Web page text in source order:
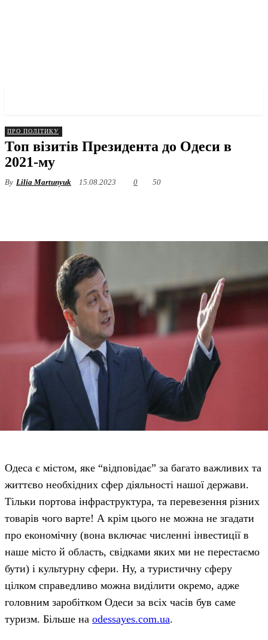
ПРО ПОЛІТИКУ
Топ візитів Президента до Одеси в
2021-му
By Lilia Martunyuk 15.08.2023 0 50
Одеса є містом, яке “відповідає” за багато важливих та
життєво необхідних сфер діяльності нашої держави.
Тільки портова інфраструктура, та перевезення різних
товарів чого варте! А крім цього не можна не згадати
про економічну (вона включає численні інвестиції в
наше місто й область, свідками яких ми не перестаємо
бути) і культурну сфери. Ну, а туристичну сферу
цілком справедливо можна виділити окремо, адже
головним заробітком Одеси за всіх часів був саме
туризм. Більше на odessayes.com.ua.